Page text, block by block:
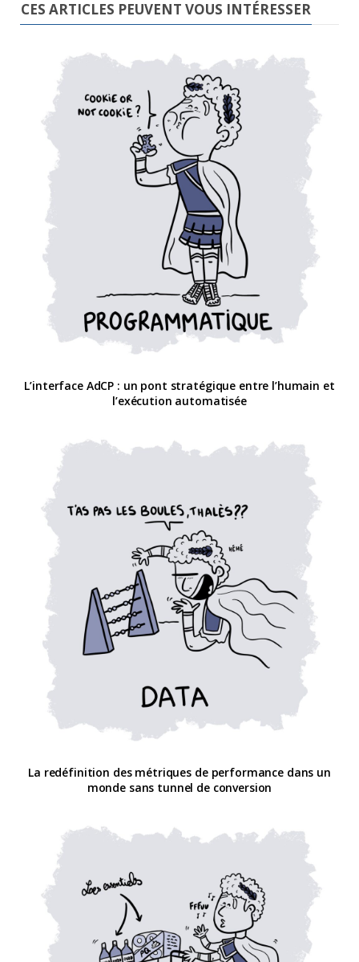
CES ARTICLES PEUVENT VOUS INTÉRESSER
L’interface AdCP : un pont stratégique entre l’humain et
l’exécution automatisée
La redéfinition des métriques de performance dans un
monde sans tunnel de conversion